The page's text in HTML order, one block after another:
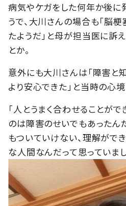
病気やケガをした何年か後に
うで、大川さんの場合も「脳
たようだ」と母が担当医に訴
とか。
意外にも大川さんは「障害と
より安心できた」と当時の心境
「人とうまく合わせることが
のは障害のせいでもあったん
もついていけない、理解がで
な人間なんだって思っていまし